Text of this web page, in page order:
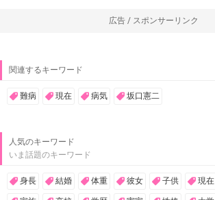
広告 / スポンサーリンク
関連するキーワード
難病 現在 病気 坂口憲二
人気のキーワード
いま話題のキーワード
身長 結婚 体重 彼女 子供 現在